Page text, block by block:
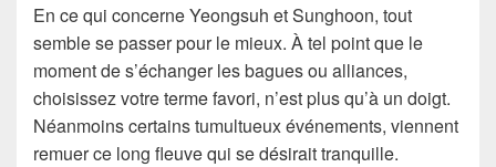
En ce qui concerne Yeongsuh et Sunghoon, tout
semble se passer pour le mieux. À tel point que le
moment de s’échanger les bagues ou alliances,
choisissez votre terme favori, n’est plus qu’à un doigt.
Néanmoins certains tumultueux événements, viennent
remuer ce long fleuve qui se désirait tranquille.